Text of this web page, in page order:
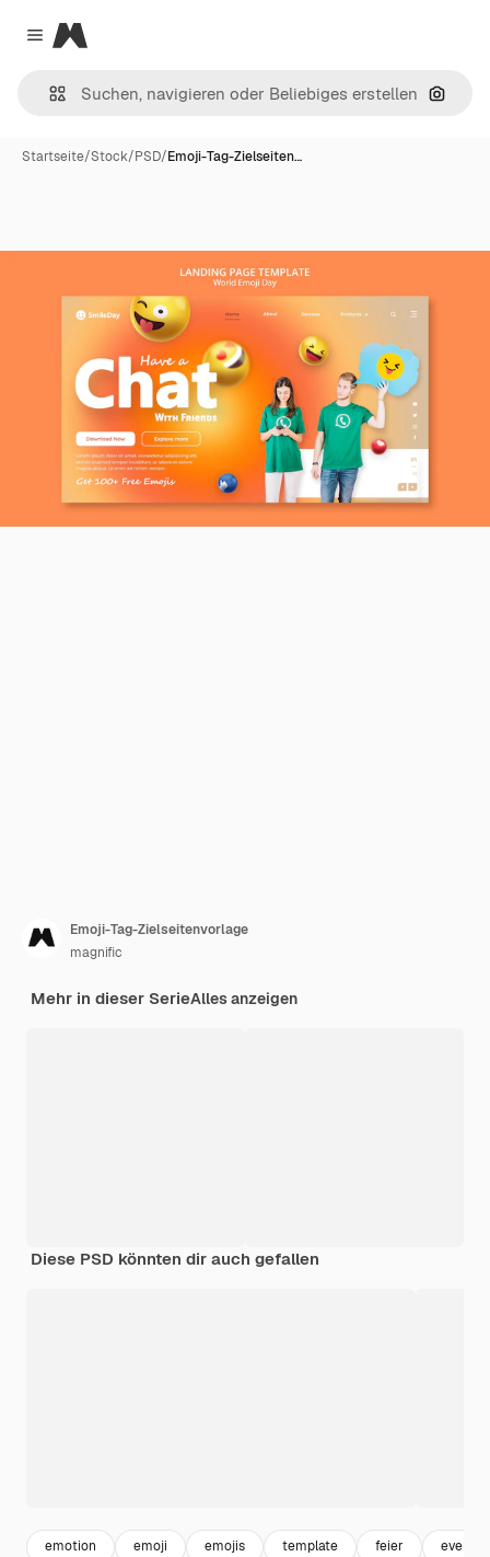
Close menu
Magnific
Nach
Startseite/Stock/PSD/Emoji-Tag-Zielseiten…
Emoji-Tag-Zielseitenvorlage
magnific
Mehr in dieser SerieAlles anzeigen
Diese PSD könnten dir auch gefallen
emotion emoji emojis template feier event